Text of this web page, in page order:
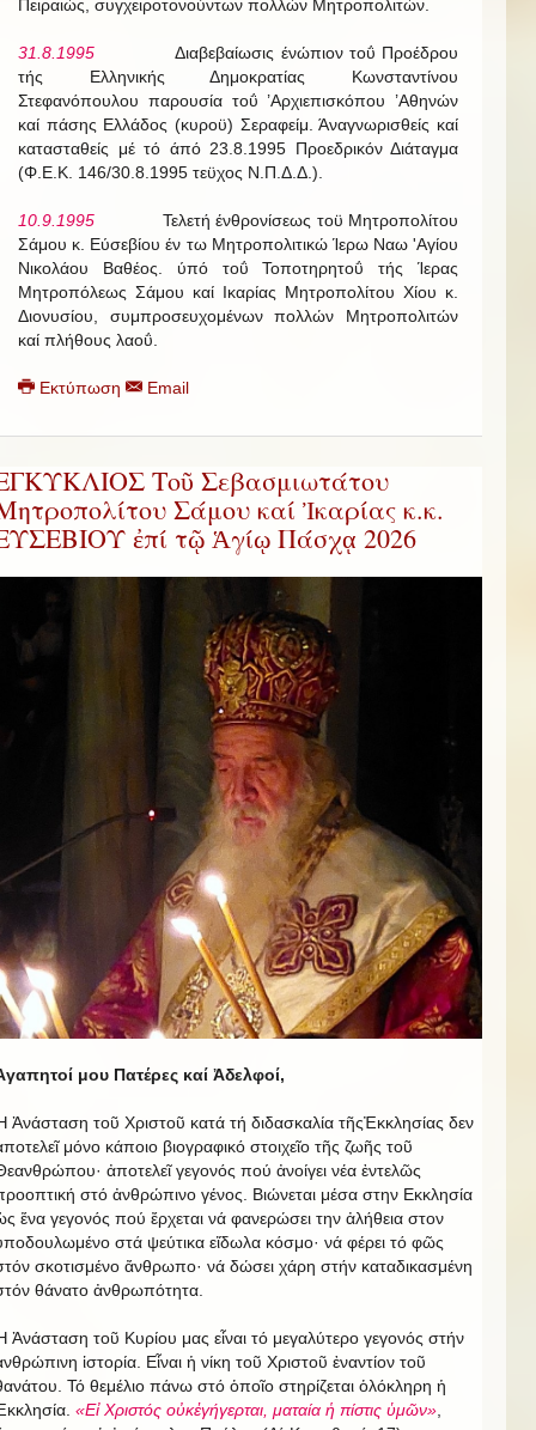
Πειραιώς, συγχειροτονούντων πολλών Μητροπολιτών.
31.8.1995 Διαβεβαίωσις ένώπιον τοΰ Προέδρου
τής Ελληνικής Δημοκρατίας Κωνσταντίνου
Στεφανόπουλου παρουσία τοΰ ’Αρχιεπισκόπου ’Αθηνών
καί πάσης Ελλάδος (κυροϋ) Σεραφείμ. Άναγνωρισθείς καί
κατασταθείς μέ τό άπό 23.8.1995 Προεδρικόν Διάταγμα
(Φ.Ε.Κ. 146/30.8.1995 τεϋχος Ν.Π.Δ.Δ.).
10.9.1995 Τελετή ένθρονίσεως τοϋ Μητροπολίτου
Σάμου κ. Εύσεβίου έν τω Μητροπολιτικώ Ίερω Ναω 'Αγίου
Νικολάου Βαθέος. ύπό τοΰ Τοποτηρητοΰ τής Ίερας
Μητροπόλεως Σάμου καί Ικαρίας Μητροπολίτου Χίου κ.
Διονυσίου, συμπροσευχομένων πολλών Μητροπολιτών
καί πλήθους λαοΰ.
Εκτύπωση Email
Τοῦ Σεβασμιωτάτου
Σάμου καί Ἰκαρίας κ.κ.
ἐπί τῷ Ἁγίῳ Πάσχᾳ 2026
μου Πατέρες καί Ἀδελφοί,
Ἀνάσταση τοῦ Χριστοῦ κατά τή διδασκαλία τῆςἘκκλησίας δεν
μόνο κάποιο βιογραφικό στοιχεῖο τῆς ζωῆς τοῦ
ἀποτελεῖ γεγονός πού ἀνοίγει νέα ἐντελῶς
στό ἀνθρώπινο γένος. Βιώνεται μέσα στην Εκκλησία
ἕνα γεγονός πού ἔρχεται νά φανερώσει την ἀλήθεια στον
στά ψεύτικα εἴδωλα κόσμο· νά φέρει τό φῶς
σκοτισμένο ἄνθρωπο· νά δώσει χάρη στήν καταδικασμένη
θάνατο ἀνθρωπότητα.
Ἀνάσταση τοῦ Κυρίου μας εἶναι τό μεγαλύτερο γεγονός στήν
ἱστορία. Εἶναι ἡ νίκη τοῦ Χριστοῦ ἐναντίον τοῦ
Τό θεμέλιο πάνω στό ὁποῖο στηρίζεται ὁλόκληρη ἡ
«Εἰ Χριστός οὐκἐγήγερται, ματαία ἡ πίστις ὑμῶν»,